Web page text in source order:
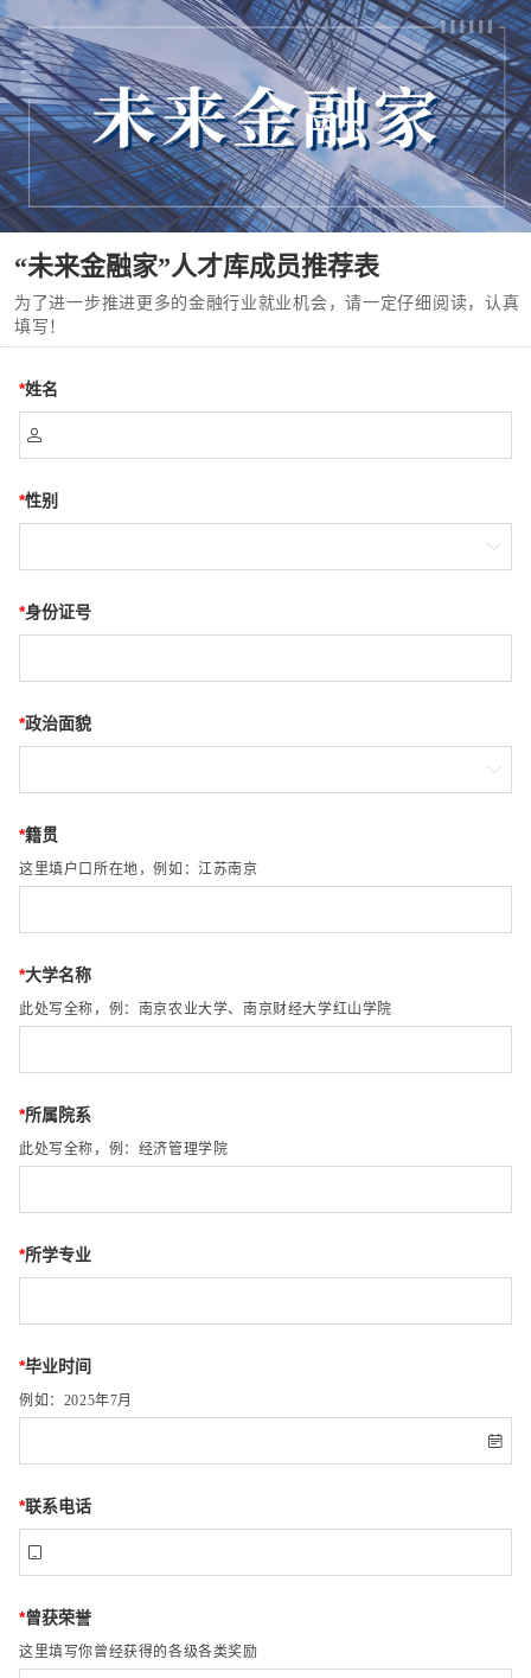
“未来金融家”人才库成员推荐表
为了进一步推进更多的金融行业就业机会，请一定仔细阅读，认真
填写！
*姓名

*性别

*身份证号
*政治面貌

*籍贯
这里填户口所在地，例如：江苏南京
*大学名称
此处写全称，例：南京农业大学、南京财经大学红山学院
*所属院系
此处写全称，例：经济管理学院
*所学专业
*毕业时间
例如：2025年7月

*联系电话

*曾获荣誉
这里填写你曾经获得的各级各类奖励